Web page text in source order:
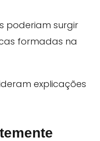
poderiam surgir
formadas na
explicações